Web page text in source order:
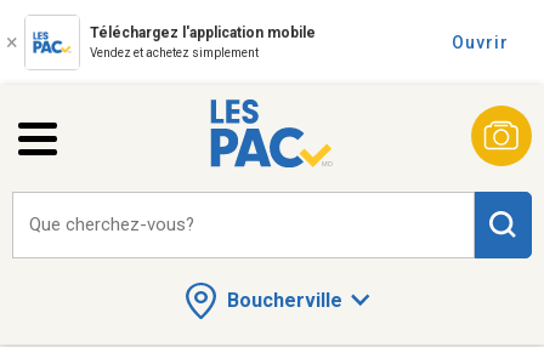
Téléchargez l'application mobile
Vendez et achetez simplement
Ouvrir
Boucherville
Que cherchez-vous?